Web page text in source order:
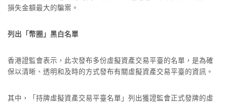
損失金額最大的騙案。
列出「幣圈」黑白名單
香港證監會表示，此次發布多份虛擬資產交易平臺的名單，是為確
保以清晰、透明和及時的方式發布有關虛擬資產交易平臺的資訊。
其中，「持牌虛擬資產交易平臺名單」列出獲證監會正式發牌的虛